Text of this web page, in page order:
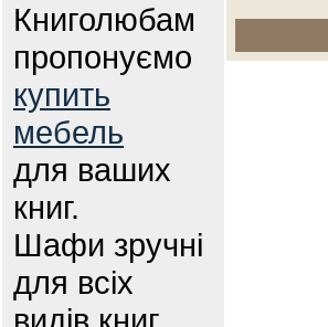
Книголюбам
пропонуємо
купить
мебель
для ваших
книг.
Шафи зручні
для всіх